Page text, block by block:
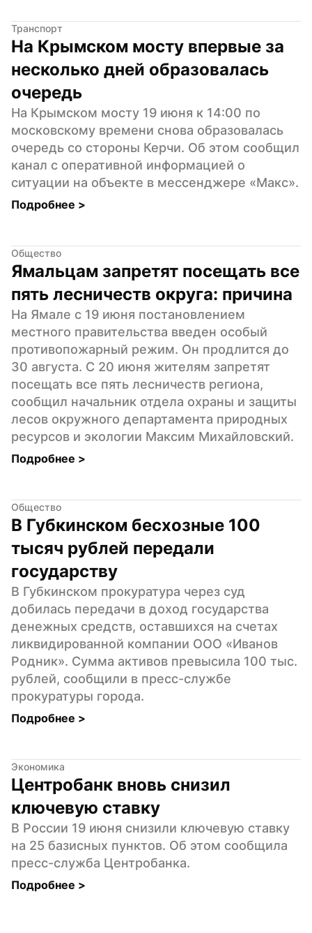
Транспорт
На Крымском мосту впервые за
несколько дней образовалась
очередь
На Крымском мосту 19 июня к 14:00 по
московскому времени снова образовалась
очередь со стороны Керчи. Об этом сообщил
канал с оперативной информацией о
ситуации на объекте в мессенджере «Макс».
Подробнее >
Общество
Ямальцам запретят посещать все
пять лесничеств округа: причина
На Ямале с 19 июня постановлением
местного правительства введен особый
противопожарный режим. Он продлится до
30 августа. С 20 июня жителям запретят
посещать все пять лесничеств региона,
сообщил начальник отдела охраны и защиты
лесов окружного департамента природных
ресурсов и экологии Максим Михайловский.
Подробнее >
Общество
В Губкинском бесхозные 100
тысяч рублей передали
государству
В Губкинском прокуратура через суд
добилась передачи в доход государства
денежных средств, оставшихся на счетах
ликвидированной компании ООО «Иванов
Родник». Сумма активов превысила 100 тыс.
рублей, сообщили в пресс-службе
прокуратуры города.
Подробнее >
Экономика
Центробанк вновь снизил
ключевую ставку
В России 19 июня снизили ключевую ставку
на 25 базисных пунктов. Об этом сообщила
пресс-служба Центробанка.
Подробнее >